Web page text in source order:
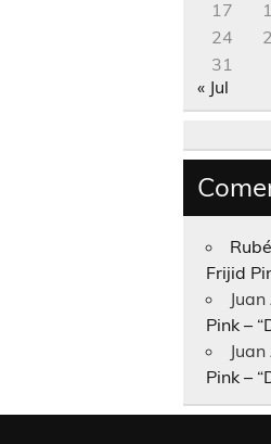
17
24
31
« Jul
Frijid
Pink –
Pink –